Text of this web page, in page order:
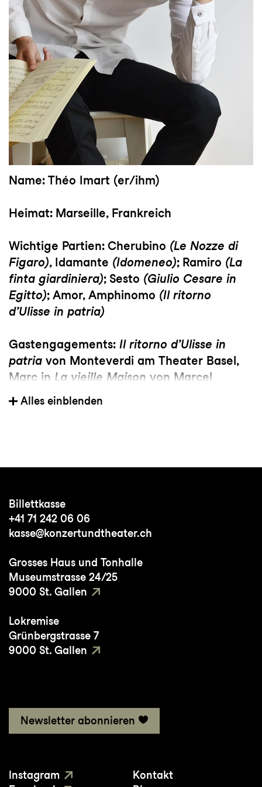
Name: Théo Imart (er/ihm)
Heimat: Marseille, Frankreich
Wichtige Partien: Cherubino (Le Nozze di
Figaro), Idamante (Idomeneo); Ramiro (La
finta giardiniera); Sesto (Giulio Cesare in
Egitto); Amor, Amphinomo (Il ritorno
d’Ulisse in patria)
Gastengagements: Il ritorno d’Ulisse in
patria von Monteverdi am Theater Basel,
Marc in La vieille Maison von Marcel
Landowski an der Angers Nantes Opéra,
Idamante
Éric Chevalier, Mireille Larroche, David
Bobée
Wichtige Dirigent:innen:
Paul Agnew, Pierre Dumoussaud, Modestas
Pitrenas
Studium/Ausbildung:
musique de Paris, Maîtrise des Bouches du
Rhône
price in der Belvedere Competition 2023
Zuletzt in St.Gallen:Danish
Alles einblenden
Billettkasse
+41 71 242 06 06
kasse@konzertundtheater.ch
Grosses Haus und Tonhalle
Museumstrasse 24/25
9000 St. Gallen
Lokremise
Grünbergstrasse 7
9000 St. Gallen
Newsletter abonnieren
Instagram
Kontakt